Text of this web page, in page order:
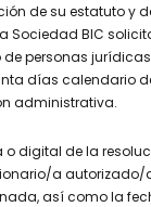
de su estatuto y
Sociedad BIC
personas
días calendario
administrativa.
o digital de la
a autorizado/
así como la